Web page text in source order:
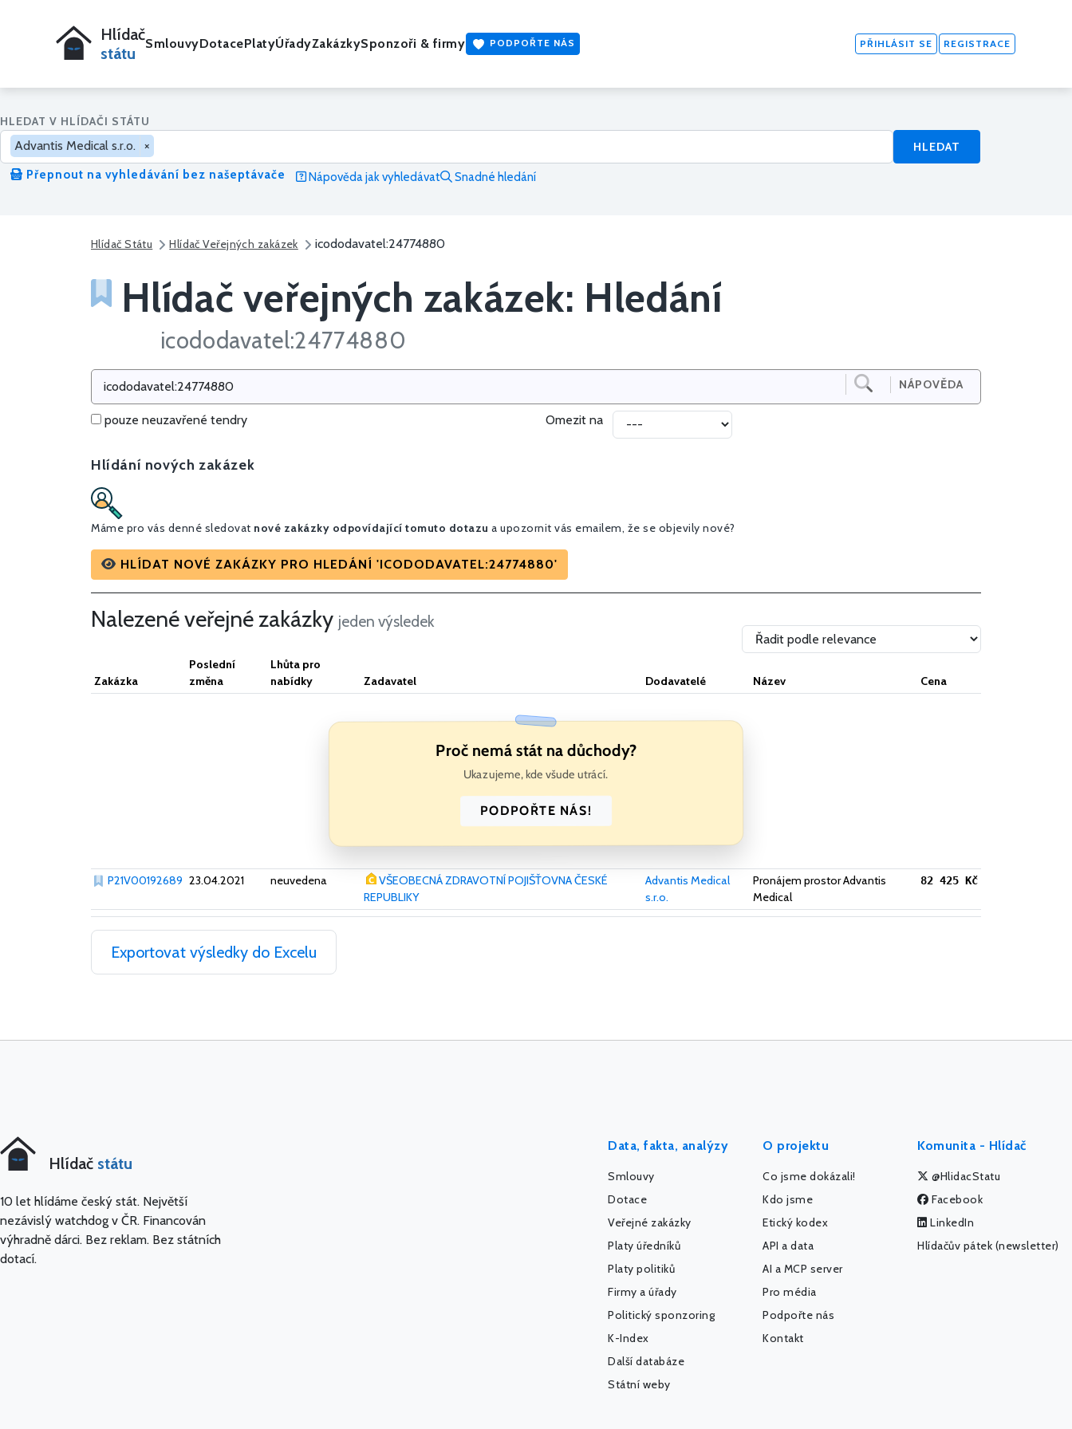
Hlídač
státu
SmlouvyDotacePlatyÚřadyZakázkySponzoři & firmy PODPOŘTE NÁS PŘIHLÁSIT SE REGISTRACE
HLEDAT V HLÍDAČI STÁTU
Advantis Medical s.r.o. ×
HLEDAT
Přepnout na vyhledávání bez našeptávače
Nápověda jak vyhledávat Snadné hledání
Hlídač Státu Hlídač Veřejných zakázek icododavatel:24774880
Hlídač veřejných zakázek: Hledání
icododavatel:24774880
NÁPOVĚDA
pouze neuzavřené tendry Omezit na
Hlídání nových zakázek
Máme pro vás denné sledovat nové zakázky odpovídající tomuto dotazu a upozornit vás emailem, že se objevily nové?
HLÍDAT NOVÉ ZAKÁZKY PRO HLEDÁNÍ 'ICODODAVATEL:24774880'
Nalezené veřejné zakázky jeden výsledek
Zakázka
Poslední
změna
Lhůta pro
nabídky
Zadavatel Dodavatelé Název Cena
Proč nemá stát na důchody?
Ukazujeme, kde všude utrácí.
PODPOŘTE NÁS!
P21V00192689 23.04.2021 neuvedena
VŠEOBECNÁ ZDRAVOTNÍ POJIŠŤOVNA ČESKÉ
REPUBLIKY
Advantis Medical
s.r.o.
Pronájem prostor Advantis
Medical
82 425 Kč
Exportovat výsledky do Excelu
Hlídač státu
10 let hlídáme český stát. Největší
nezávislý watchdog v ČR. Financován
výhradně dárci. Bez reklam. Bez státních
dotací.
Data, fakta, analýzy
Smlouvy
Dotace
Veřejné zakázky
Platy úředníků
Platy politiků
Firmy a úřady
Politický sponzoring
K-Index
Další databáze
Státní weby
O projektu
Co jsme dokázali!
Kdo jsme
Etický kodex
API a data
AI a MCP server
Pro média
Podpořte nás
Kontakt
Komunita - Hlídač
@HlidacStatu
Facebook
LinkedIn
Hlídačův pátek (newsletter)